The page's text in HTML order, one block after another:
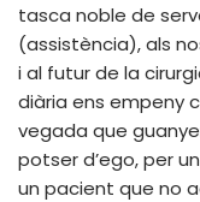
tasca noble de
(assistència), als
i al futur de la
diària ens empeny
vegada que
potser d’ego, per
un pacient que no